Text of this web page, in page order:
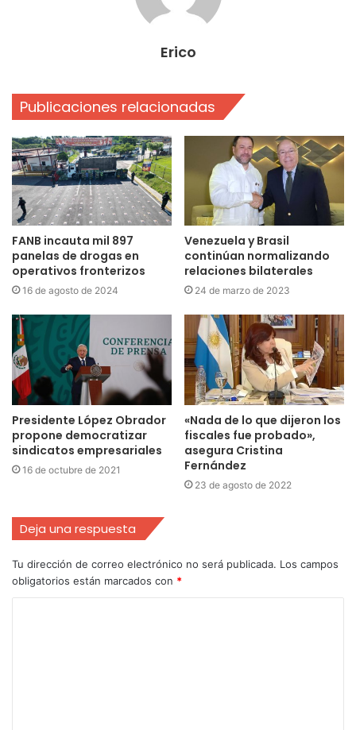
Erico
Publicaciones relacionadas
FANB incauta mil 897
panelas de drogas en
operativos fronterizos
16 de agosto de 2024
Venezuela y Brasil
continúan normalizando
relaciones bilaterales
24 de marzo de 2023
Presidente López Obrador
propone democratizar
sindicatos empresariales
16 de octubre de 2021
«Nada de lo que dijeron los
fiscales fue probado»,
asegura Cristina
Fernández
23 de agosto de 2022
Deja una respuesta
Tu dirección de correo electrónico no será publicada. Los campos
obligatorios están marcados con *